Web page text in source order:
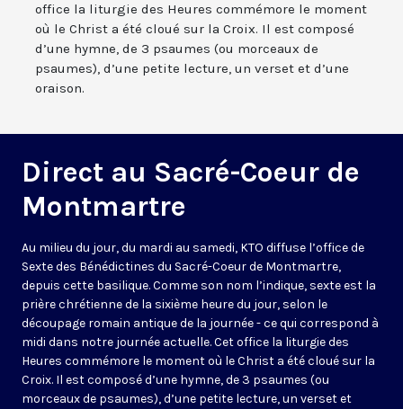
office la liturgie des Heures commémore le moment
où le Christ a été cloué sur la Croix. Il est composé
d’une hymne, de 3 psaumes (ou morceaux de
psaumes), d’une petite lecture, un verset et d’une
oraison.
Direct au Sacré-Coeur de
Montmartre
Au milieu du jour, du mardi au samedi, KTO diffuse l’office de
Sexte des Bénédictines du Sacré-Coeur de Montmartre,
depuis cette basilique. Comme son nom l’indique, sexte est la
prière chrétienne de la sixième heure du jour, selon le
découpage romain antique de la journée - ce qui correspond à
midi dans notre journée actuelle. Cet office la liturgie des
Heures commémore le moment où le Christ a été cloué sur la
Croix. Il est composé d’une hymne, de 3 psaumes (ou
morceaux de psaumes), d’une petite lecture, un verset et